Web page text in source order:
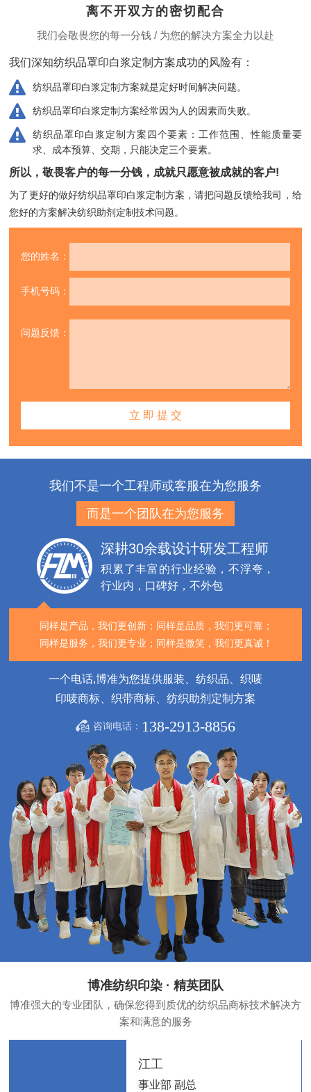
离不开双方的密切配合
我们会敬畏您的每一分钱 / 为您的解决方案全力以赴
我们深知纺织品罩印白浆定制方案成功的风险有：
纺织品罩印白浆定制方案就是定好时间解决问题。
纺织品罩印白浆定制方案经常因为人的因素而失败。
纺织品罩印白浆定制方案四个要素：工作范围、性能质量要
求、成本预算、交期，只能决定三个要素。
所以，敬畏客户的每一分钱，成就只愿意被成就的客户!
为了更好的做好纺织品罩印白浆定制方案，请把问题反馈给我司， 给
您好的方案解决纺织助剂定制技术问题。
您的姓名：
手机号码：
问题反馈：
我们不是一个工程师或客服在为您服务
而是一个团队在为您服务
深耕30余载设计研发工程师
积累了丰富的行业经验，不浮夸，
行业内，口碑好，不外包
同样是产品，我们更创新； 同样是品质，我们更可靠；
同样是服务，我们更专业； 同样是微笑，我们更真诚！
一个电话,博准为您提供服装、纺织品、织唛
印唛商标、织带商标、纺织助剂定制方案
咨询电话： 138-2913-8856
博准纺织印染 · 精英团队
博准强大的专业团队，确保您得到质优的纺织品商标技术解决方
案和满意的服务
江工
事业部 副总